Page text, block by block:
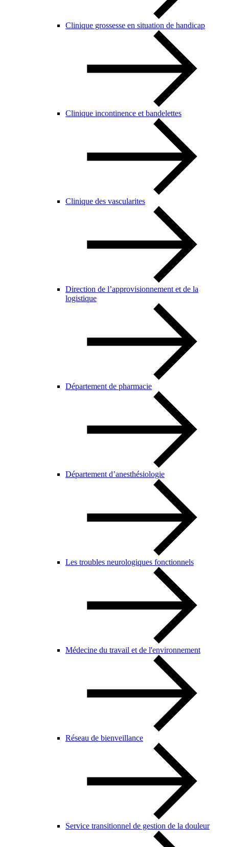
Clinique grossesse en situation de handicap
Clinique incontinence et bandelettes
Clinique des vascularites
Direction de l’approvisionnement et de la
logistique
Département de pharmacie
Département d’anesthésiologie
Les troubles neurologiques fonctionnels
Médecine du travail et de l'environnement
Réseau de bienveillance
Service transitionnel de gestion de la douleur